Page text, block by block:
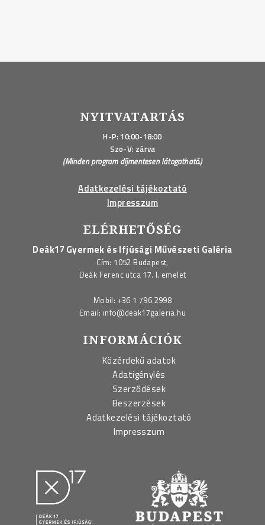
NYITVATARTÁS
H-P: 10:00-18:00
Szo-V: zárva
(Minden program díjmentesen látogatható.)
Adatkezelési tájékoztató
Impresszum
ELÉRHETŐSÉG
Deák17 Gyermek és Ifjúsági Művészeti Galéria
Cím: 1052 Budapest,
Deák Ferenc utca 17. I. emelet
Mobil: +36 1 796 2998
Email: info@deak17galeria.hu
INFORMÁCIÓK
Közérdekű adatok
Adatigénylés
Szerződések
Beszerzések
Adatkezelési tájékoztató
Impresszum